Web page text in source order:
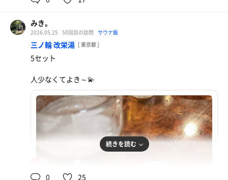
みき。
2026.05.25 50回目の訪問 サウナ飯
三ノ輪 改栄湯 [ 東京都 ]
5セット
人少なくてよき～💫
続きを読む
0 25